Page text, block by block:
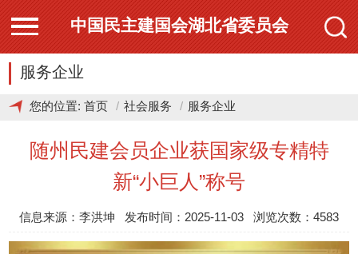
中国民主建国会湖北省委员会
服务企业
您的位置: 首页 社会服务 服务企业
随州民建会员企业获国家级专精特
新“小巨人”称号
信息来源：李洪坤 发布时间：2025-11-03 浏览次数：4583